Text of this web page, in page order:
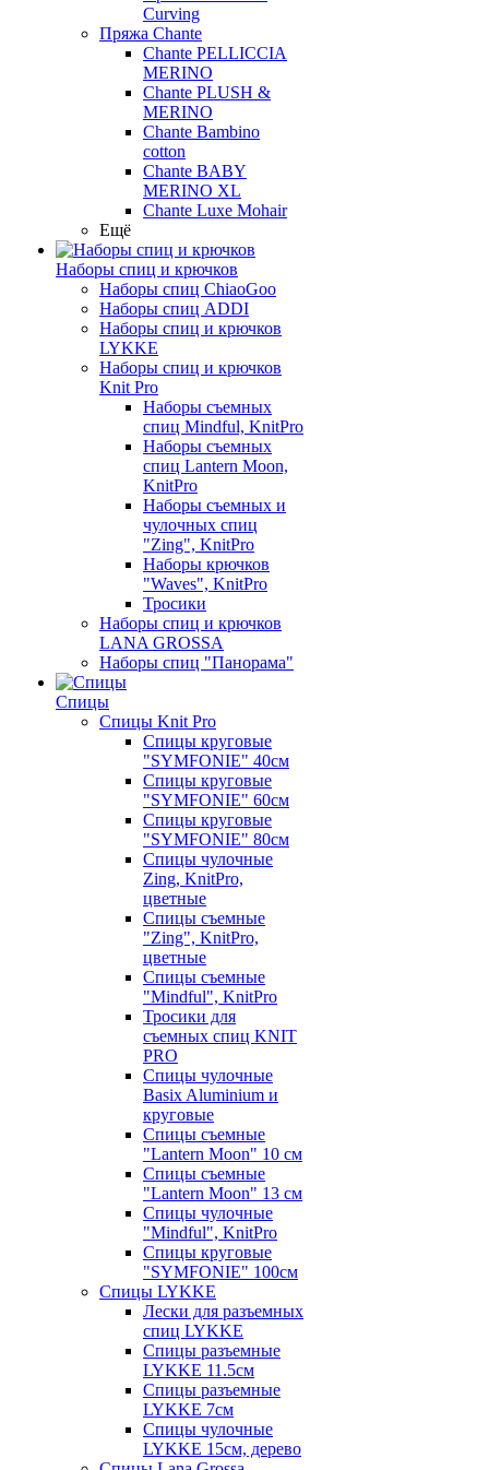
Curving
Пряжа Chante
Chante PELLICCIA
MERINO
Chante PLUSH &
MERINO
Chante Bambino
cotton
Chante BABY
MERINO XL
Chante Luxe Mohair
Ещё
Наборы спиц и крючков
Наборы спиц ChiaoGoo
Наборы спиц ADDI
Наборы спиц и крючков
LYKKE
Наборы спиц и крючков
Knit Pro
Наборы съемных
спиц Mindful, KnitPro
Наборы съемных
спиц Lantern Moon,
KnitPro
Наборы съемных и
чулочных спиц
"Zing", KnitPro
Наборы крючков
"Waves", KnitPro
Тросики
Наборы спиц и крючков
LANA GROSSA
Наборы спиц "Панорама"
Спицы
Спицы Knit Pro
Спицы круговые
"SYMFONIE" 40см
Спицы круговые
"SYMFONIE" 60см
Спицы круговые
"SYMFONIE" 80см
Спицы чулочные
Zing, KnitPro,
цветные
Спицы съемные
"Zing", KnitPro,
цветные
Спицы съемные
"Mindful", KnitPro
Тросики для
съемных спиц KNIT
PRO
Спицы чулочные
Basix Aluminium и
круговые
Спицы съемные
"Lantern Moon" 10 см
Спицы съемные
"Lantern Moon" 13 см
Спицы чулочные
"Mindful", KnitPro
Спицы круговые
"SYMFONIE" 100см
Спицы LYKKE
Лески для разъемных
спиц LYKKE
Спицы разъемные
LYKKE 11.5см
Спицы разъемные
LYKKE 7см
Спицы чулочные
LYKKE 15см, дерево